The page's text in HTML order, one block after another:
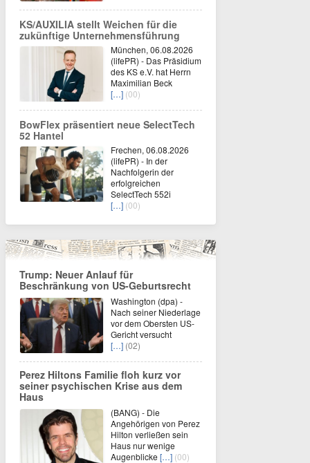
KS/AUXILIA stellt Weichen für die
zukünftige Unternehmensführung
München, 06.08.2026
(lifePR) - Das Präsidium
des KS e.V. hat Herrn
Maximilian Beck
[…] (00)
BowFlex präsentiert neue SelectTech
52 Hantel
Frechen, 06.08.2026
(lifePR) - In der
Nachfolgerin der
erfolgreichen
SelectTech 552i
[…] (00)
Trump: Neuer Anlauf für
Beschränkung von US-Geburtsrecht
Washington (dpa) -
Nach seiner Niederlage
vor dem Obersten US-
Gericht versucht
[…] (02)
Perez Hiltons Familie floh kurz vor
seiner psychischen Krise aus dem
Haus
(BANG) - Die
Angehörigen von Perez
Hilton verließen sein
Haus nur wenige
Augenblicke […] (00)